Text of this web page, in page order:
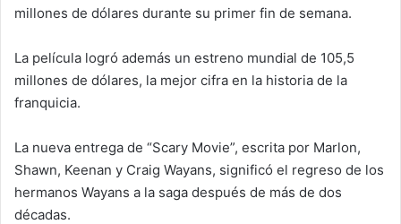
millones de dólares durante su primer fin de semana.
La película logró además un estreno mundial de 105,5
millones de dólares, la mejor cifra en la historia de la
franquicia.
La nueva entrega de “Scary Movie”, escrita por Marlon,
Shawn, Keenan y Craig Wayans, significó el regreso de los
hermanos Wayans a la saga después de más de dos
décadas.